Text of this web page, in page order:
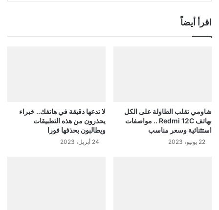
اقرأ أيضاً
شاومي تقلب الطاولة على الكل
بهاتف Redmi 12C .. مواصفات
استثنائية وسعر مناسب
22 يونيو، 2023
لا تدعها دقيقة في هاتفك.. خبراء
يحذرون من هذه التطبيقات
ويطالبون بحذفها فورا
24 أبريل، 2023